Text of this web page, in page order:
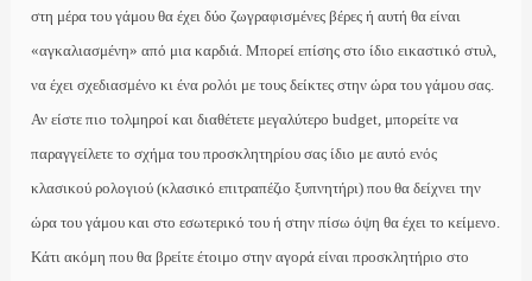
στη μέρα του γάμου θα έχει δύο ζωγραφισμένες βέρες ή αυτή θα είναι
«αγκαλιασμένη» από μια καρδιά. Μπορεί επίσης στο ίδιο εικαστικό στυλ,
να έχει σχεδιασμένο κι ένα ρολόι με τους δείκτες στην ώρα του γάμου σας.
Αν είστε πιο τολμηροί και διαθέτετε μεγαλύτερο budget, μπορείτε να
παραγγείλετε το σχήμα του προσκλητηρίου σας ίδιο με αυτό ενός
κλασικού ρολογιού (κλασικό επιτραπέζιο ξυπνητήρι) που θα δείχνει την
ώρα του γάμου και στο εσωτερικό του ή στην πίσω όψη θα έχει το κείμενο.
Κάτι ακόμη που θα βρείτε έτοιμο στην αγορά είναι προσκλητήριο στο